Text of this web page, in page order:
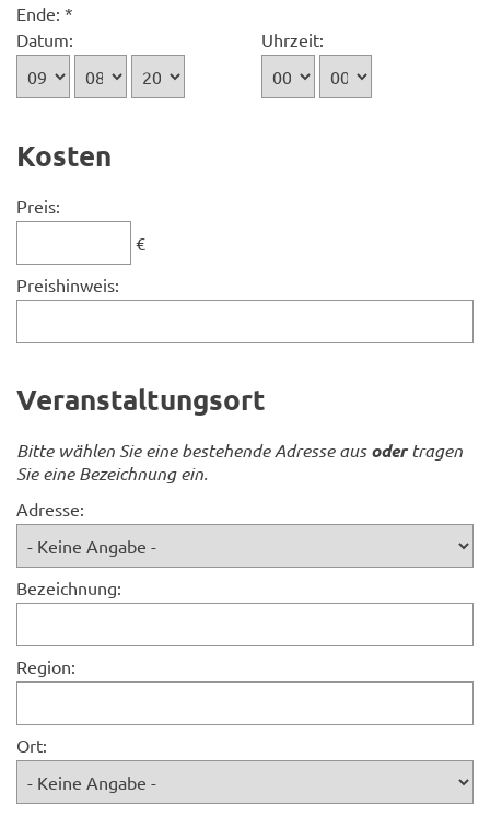
Ende: *
Datum:
Uhrzeit:
Kosten
Preis:
€
Preishinweis:
Veranstaltungsort
Bitte wählen Sie eine bestehende Adresse ausodertragen
Sie eine Bezeichnung ein.
Adresse:
Bezeichnung:
Region:
Ort: